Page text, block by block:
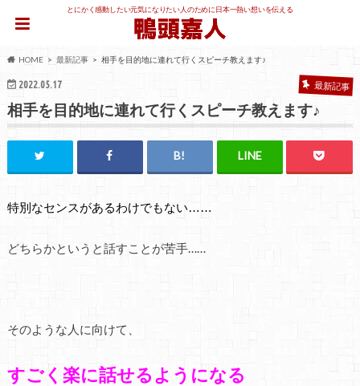
とにかく感動したい元気になりたい人のために日本一熱い想いを伝える
HOME 最新記事 相手を目的地に連れて行くスピーチ教えます♪
2022.05.17 最新記事
相手を目的地に連れて行くスピーチ教えます♪
特別なセンスがあるわけでもない……
どちらかというと話すことが苦手……
そのような人に向けて、
すごく楽に話せるようになる